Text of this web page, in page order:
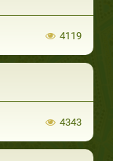
4119
4343